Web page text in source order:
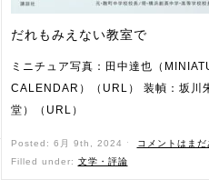
だれもみえない教室で
ミニチュア写真：田中達也（
CALENDAR）（URL） 装幀：坂川
堂）（URL）
Posted: 6月 9th, 2024 ˑ
コメントはまだ
Filled under: 文学・評論